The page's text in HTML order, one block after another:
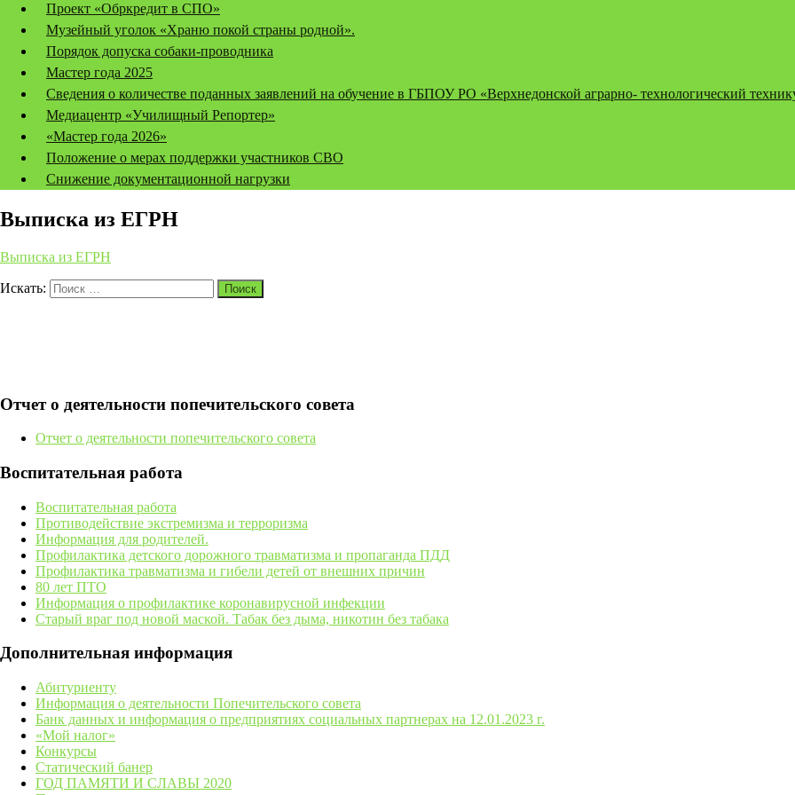
Проект «Обркредит в СПО»
Музейный уголок «Храню покой страны родной».
Порядок допуска собаки-проводника
Мастер года 2025
Сведения о количестве поданных заявлений на обучение в ГБПОУ РО «Верхнедонской аграрно- технологический
Медиацентр «Училищный Репортер»
«Мастер года 2026»
Положение о мерах поддержки участников СВО
Снижение документационной нагрузки
Выписка из ЕГРН
Выписка из ЕГРН
Искать: Поиск
Отчет о деятельности попечительского совета
Отчет о деятельности попечительского совета
Воспитательная работа
Воспитательная работа
Противодействие экстремизма и терроризма
Информация для родителей.
Профилактика детского дорожного травматизма и пропаганда ПДД
Профилактика травматизма и гибели детей от внешних причин
80 лет ПТО
Информация о профилактике коронавирусной инфекции
Старый враг под новой маской. Табак без дыма, никотин без табака
Дополнительная информация
Абитуриенту
Информация о деятельности Попечительского совета
Банк данных и информация о предприятиях социальных партнерах на 12.01.2023 г.
«Мой налог»
Конкурсы
Статический банер
ГОД ПАМЯТИ И СЛАВЫ 2020